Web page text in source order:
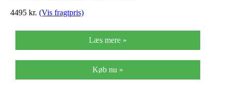
4495 kr. (Vis fragtpris)
Læs mere »
Køb nu »